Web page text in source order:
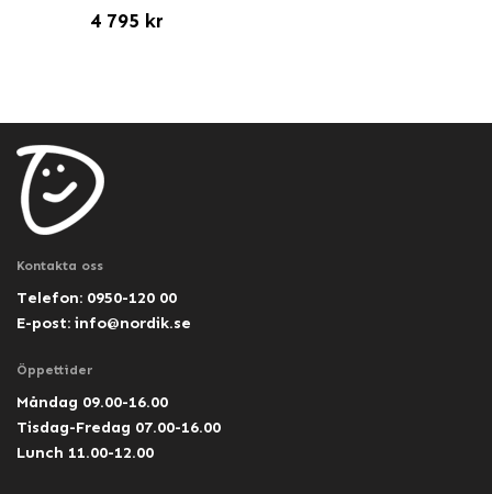
4 795 kr
Kontakta oss
Telefon: 0950-120 00
E-post: info@nordik.se
Öppettider
Måndag 09.00-16.00
Tisdag-Fredag 07.00-16.00
Lunch 11.00-12.00